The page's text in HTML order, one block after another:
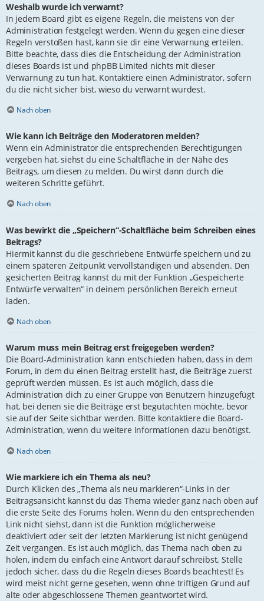
Weshalb wurde ich verwarnt?
In jedem Board gibt es eigene Regeln, die meistens von der
Administration festgelegt werden. Wenn du gegen eine dieser
Regeln verstoßen hast, kann sie dir eine Verwarnung erteilen.
Bitte beachte, dass dies die Entscheidung der Administration
dieses Boards ist und phpBB Limited nichts mit dieser
Verwarnung zu tun hat. Kontaktiere einen Administrator, sofern
du die nicht sicher bist, wieso du verwarnt wurdest.
Nach oben
Wie kann ich Beiträge den Moderatoren melden?
Wenn ein Administrator die entsprechenden Berechtigungen
vergeben hat, siehst du eine Schaltfläche in der Nähe des
Beitrags, um diesen zu melden. Du wirst dann durch die
weiteren Schritte geführt.
Nach oben
Was bewirkt die „Speichern“-Schaltfläche beim Schreiben eines
Beitrags?
Hiermit kannst du die geschriebene Entwürfe speichern und zu
einem späteren Zeitpunkt vervollständigen und absenden. Den
gesicherten Beitrag kannst du mit der Funktion „Gespeicherte
Entwürfe verwalten“ in deinem persönlichen Bereich erneut
laden.
Nach oben
Warum muss mein Beitrag erst freigegeben werden?
Die Board-Administration kann entschieden haben, dass in dem
Forum, in dem du einen Beitrag erstellt hast, die Beiträge zuerst
geprüft werden müssen. Es ist auch möglich, dass die
Administration dich zu einer Gruppe von Benutzern hinzugefügt
hat, bei denen sie die Beiträge erst begutachten möchte, bevor
sie auf der Seite sichtbar werden. Bitte kontaktiere die Board-
Administration, wenn du weitere Informationen dazu benötigst.
Nach oben
Wie markiere ich ein Thema als neu?
Durch Klicken des „Thema als neu markieren“-Links in der
Beitragsansicht kannst du das Thema wieder ganz nach oben auf
die erste Seite des Forums holen. Wenn du den entsprechenden
Link nicht siehst, dann ist die Funktion möglicherweise
deaktiviert oder seit der letzten Markierung ist nicht genügend
Zeit vergangen. Es ist auch möglich, das Thema nach oben zu
holen, indem du einfach eine Antwort darauf schreibst. Stelle
jedoch sicher, dass du die Regeln dieses Boards beachtest! Es
wird meist nicht gerne gesehen, wenn ohne triftigen Grund auf
alte oder abgeschlossene Themen geantwortet wird.